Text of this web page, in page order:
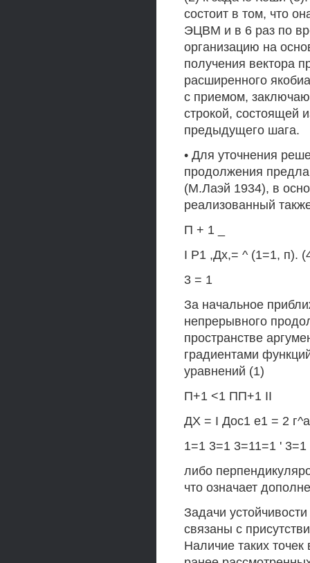
состоит в том, что
ЭЦВМ и в 6 раз по
организацию на
получения вектора
расширенного
с приемом,
строкой, состоящей
предыдущего шага.
• Для уточнения
продолжения
(М.Лаэй 1934), в
реализованный
П + 1 _
I Р1 ,Дх,= ^ (1=1, п).
3 = 1
За начальное
непрерывного
пространстве
градиентами
уравнений (1)
П+1 <1 ПП+1 II
ДХ = I Дос1 е1 = 2
1=1 3=1 3=11=1 ' 3=1
либо
что означает
Задачи
связаны с
Наличие таких